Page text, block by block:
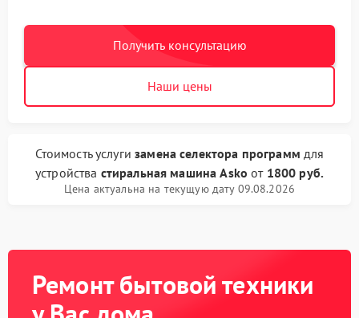
Получить консультацию
Наши цены
Стоимость услугизамена селектора программ для
устройства стиральная машина Asko от 1800 руб.
Цена актуальна на текущую дату 09.08.2026
Ремонт бытовой техники